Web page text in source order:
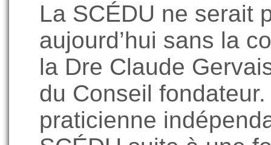
La SCÉDU ne serait
aujourd’hui sans la
la Dre Claude
du Conseil
praticienne